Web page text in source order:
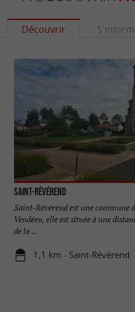
Découvrir
Saint-Révérend
Saint-Révérend est une
Vendéen, elle est située à une
de la ...
1,1 km - Saint-Révérend